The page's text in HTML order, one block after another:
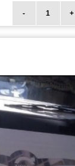
- +